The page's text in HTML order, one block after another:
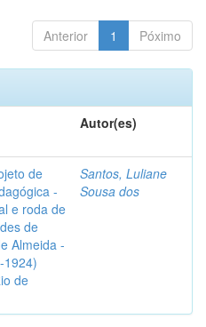
Anterior 1 Póximo
Autor(es)
de
-
e roda de
de
Almeida -
1924)
de
Santos, Luliane
Sousa dos